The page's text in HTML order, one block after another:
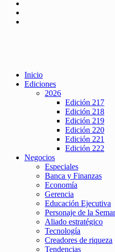
Inicio
Ediciones
2026
Edición 217
Edición 218
Edición 219
Edición 220
Edición 221
Edición 222
Negocios
Especiales
Banca y Finanzas
Economía
Gerencia
Educación Ejecutiva
Personaje de la
Aliado estratégico
Tecnología
Creadores de riqueza
Tendencias